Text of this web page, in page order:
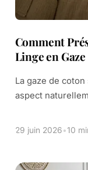
Comment
Linge en
La gaze de
aspect
question se […]
29 juin 2026•10